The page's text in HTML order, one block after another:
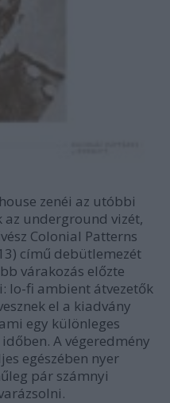
zenéi az utóbbi
underground vizét,
Colonial Patterns
című debütlemezét
várakozás előzte
lo-fi ambient átvezetők
el a kiadvány
egy különleges
A végeredmény
egészében nyer
pár számnyi